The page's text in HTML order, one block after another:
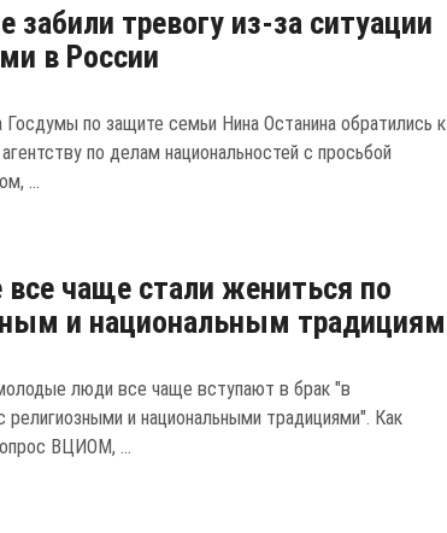
забили тревогу из-за ситуации
в России
Госдумы по защите семьи Нина Останина обратились к
по делам национальностей с просьбой
...
все чаще стали жениться по
и национальным традициям
люди все чаще вступают в брак "в
религиозными и национальными традициями". Как
ВЦИОМ, ...